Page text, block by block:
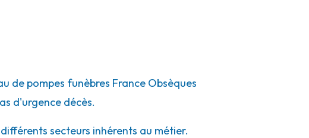
de pompes funèbres France Obsèques
d'urgence décès.
secteurs inhérents au métier.